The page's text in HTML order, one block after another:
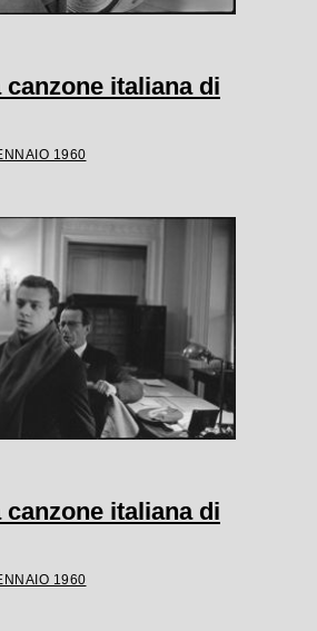
italiana di
1960
italiana di
1960